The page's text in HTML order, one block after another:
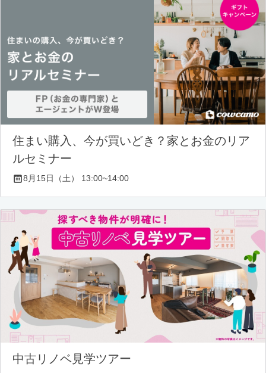
住まい購入、今が買いどき？家とお金のリア
ルセミナー
8月15日（土） 13:00~14:00
中古リノベ見学ツアー